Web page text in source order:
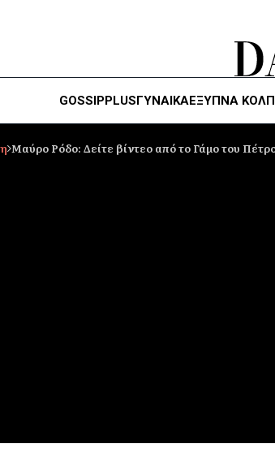
GOSSIPPLUSΓΥΝΑΙΚΑΈΞΥΠΝΑ
Μαύρο Ρόδο: Δείτε βίντεο από το Γάμο του